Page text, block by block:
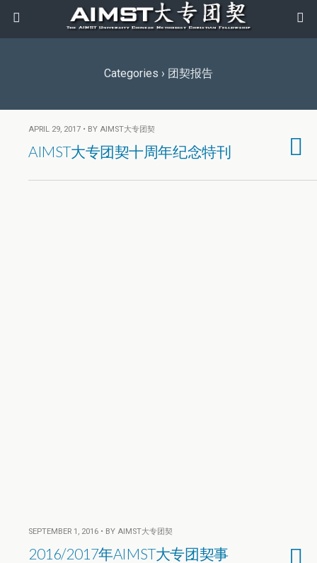
Categories › 团契报告
APRIL 29, 2017 • BY AIMST大专团契
AIMST大专团契十周年纪念特刊
SEPTEMBER 1, 2016 • BY AIMST大专团契
2016/2017年AIMST大专团契事